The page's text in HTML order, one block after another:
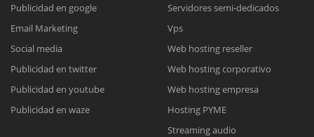
Reunión online
Nuestros ejecutivos le enviarán un correo electrónico con el enlace a
Meet para la reunión online.
Cotización
Todos nuestros ejecutivos están fuera de línea. Complete el formulario
Publicidad en google
Email Marketing
Social media
Publicidad en twitter
Publicidad en youtube
Publicidad en waze
Servidores semi-dedicados
Vps
Web hosting reseller
Web hosting corporativo
Web hosting empresa
Hosting PYME
Streaming audio